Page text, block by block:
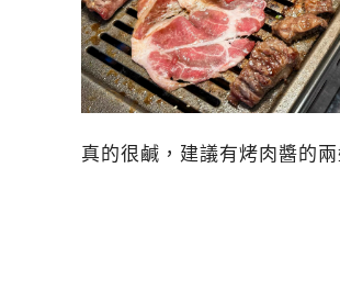
真的很鹹，建議有烤肉醬的